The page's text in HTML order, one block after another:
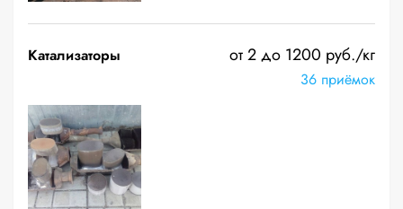
Катализаторы от 2 до 1200 руб./кг
36 приёмок